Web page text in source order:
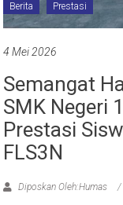
Berita Prestasi
4 Mei 2026
Semangat
SMK Negeri
Prestasi
FLS3N
Diposkan Oleh:Humas